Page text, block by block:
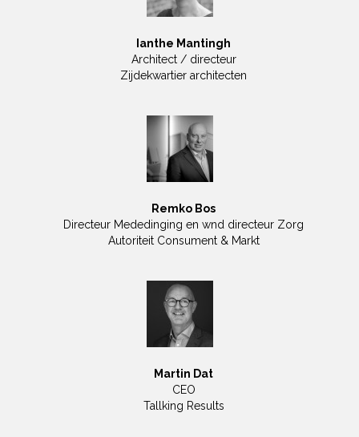
Ianthe Mantingh
Architect / directeur
Zijdekwartier architecten
Remko Bos
Directeur Mededinging en wnd directeur Zorg
Autoriteit Consument & Markt
Martin Dat
CEO
Tallking Results